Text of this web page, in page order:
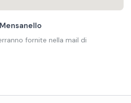
fornite nella mail di